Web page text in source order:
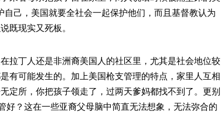
己，美国就要全社会一起保护他们，而且基督教认为
既现实又死板。
拉丁人还是非洲裔美国人的社区里，尤其是社会地位较
有可能发生的。加上美国枪支管理的特点，家里人互相
定所，你把孩子领走了，过两天爹妈都找不到了。更别
好？这在一些亚裔父母脑中简直无法想象，无法弥合的